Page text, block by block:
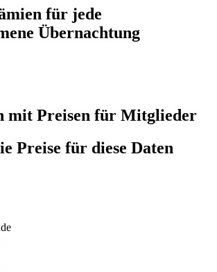
für jede
Übernachtung
mit Preisen für Mitglieder
Preise für diese Daten